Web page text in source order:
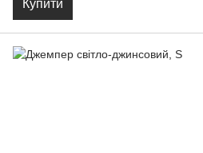
Купити